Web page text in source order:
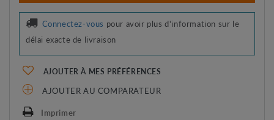
Connectez-vous pour avoir plus d'information sur le
délai exacte de livraison
AJOUTER À MES PRÉFÉRENCES
AJOUTER AU COMPARATEUR
Imprimer